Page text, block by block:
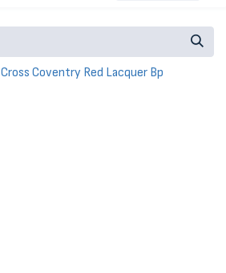
Cross Coventry Red Lacquer Bp